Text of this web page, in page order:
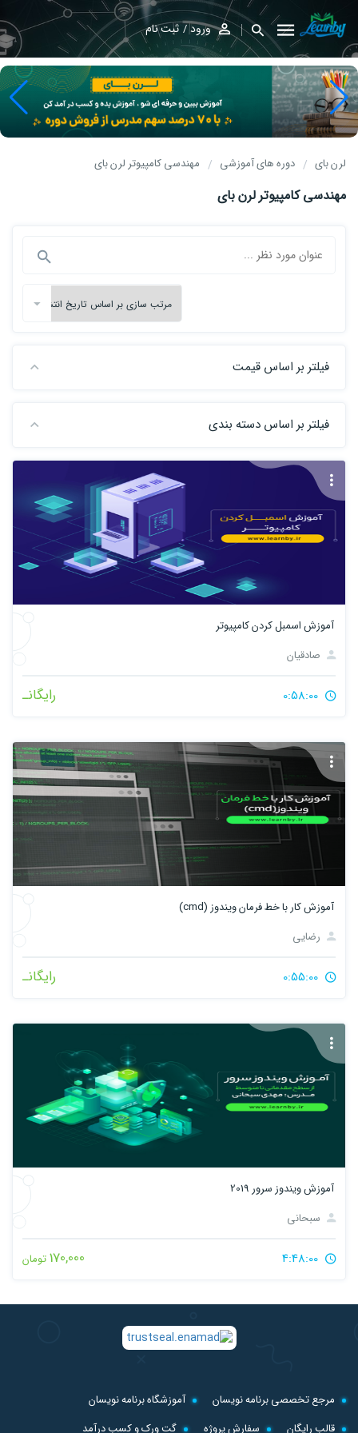
ورود ثبت نام
لرن بای دوره های آموزشی مهندسی کامپیوتر لرن بای
مهندسی کامپیوتر لرن بای
فیلتر بر اساس قیمت
فیلتر بر اساس دسته بندی
آموزش اسمبل کردن کامپیوتر
صادقیان
رایگانـ
آموزش کار با خط فرمان ویندوز (cmd)
رضایی
رایگانـ
آموزش ويندوز سرور 2019
سبحانی
170,000تومان
مرجع تخصصی برنامه نویسان
آموزشگاه برنامه نویسان
قالب رایگان
سفارش پروژه گت ورک و کسب درآمد